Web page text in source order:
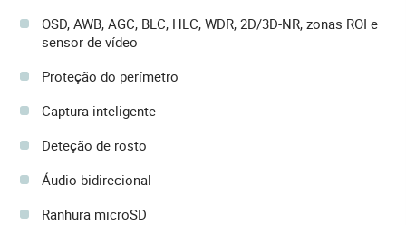
OSD, AWB, AGC, BLC, HLC, WDR, 2D/3D-NR, zonas ROI e
sensor de vídeo
Proteção do perímetro
Captura inteligente
Deteção de rosto
Áudio bidirecional
Ranhura microSD